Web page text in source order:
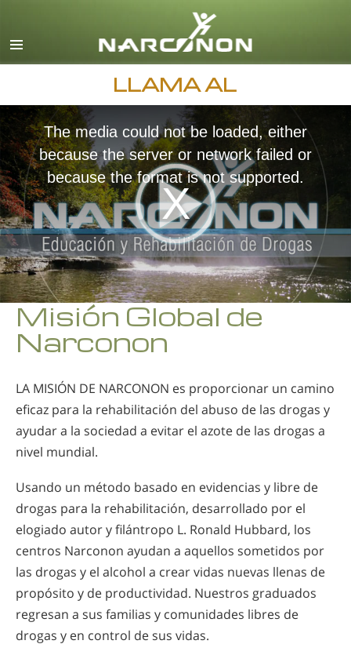
Inglés
Danés
Alemán
Griego
Español
Francés
Hebreo
Húngaro
Italiano
Japonés
Macedonio
Portugués
Ruso
Árabe
Nepalí
Ucraniano
Croata
Turco
Todas las Regiones/Idiomas
LLAMA AL
The media could not be loaded, either
because the server or network failed or
because the format is not supported.
Misión Global de
Narconon
LA MISIÓN DE NARCONON es proporcionar un camino
eficaz para la rehabilitación del abuso de las drogas y
ayudar a la sociedad a evitar el azote de las drogas a
nivel mundial.
Usando un método basado en evidencias y libre de
drogas para la rehabilitación, desarrollado por el
elogiado autor y filántropo L. Ronald Hubbard, los
centros Narconon ayudan a aquellos sometidos por
las drogas y el alcohol a crear vidas nuevas llenas de
propósito y de productividad. Nuestros graduados
regresan a sus familias y comunidades libres de
drogas y en control de sus vidas.